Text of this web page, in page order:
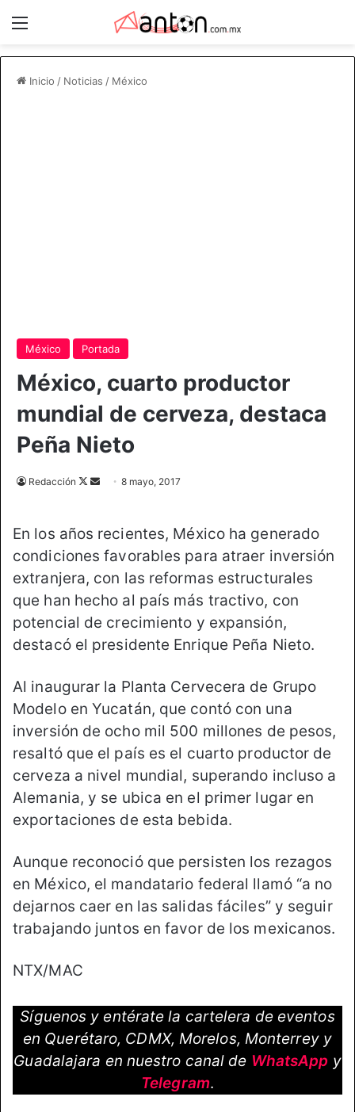
Inicio / Noticias / México
México Portada
México, cuarto productor
mundial de cerveza, destaca
Peña Nieto
Redacción
F
l
o
w
o
n
d
a
n
e
8 mayo, 2017
En los años recientes, México ha generado
condiciones favorables para atraer inversión
extranjera, con las reformas estructurales
que han hecho al país más tractivo, con
potencial de crecimiento y expansión,
destacó el presidente Enrique Peña Nieto.
Al inaugurar la Planta Cervecera de Grupo
Modelo en Yucatán, que contó con una
inversión de ocho mil 500 millones de pesos,
resaltó que el país es el cuarto productor de
cerveza a nivel mundial, superando incluso a
Alemania, y se ubica en el primer lugar en
exportaciones de esta bebida.
Aunque reconoció que persisten los rezagos
en México, el mandatario federal llamó “a no
dejarnos caer en las salidas fáciles” y seguir
trabajando juntos en favor de los mexicanos.
NTX/MAC
Síguenos y entérate la cartelera de eventos
en Querétaro, CDMX, Morelos, Monterrey y
Guadalajara en nuestro canal de WhatsApp y
Telegram.